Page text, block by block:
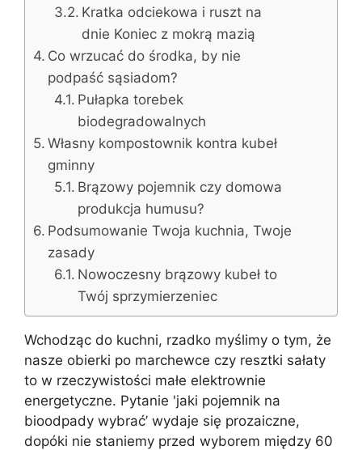
Kratka odciekowa i ruszt na
dnie Koniec z mokrą mazią
Co wrzucać do środka, by nie
podpaść sąsiadom?
Pułapka torebek
biodegradowalnych
Własny kompostownik kontra kubeł
gminny
Brązowy pojemnik czy domowa
produkcja humusu?
Podsumowanie Twoja kuchnia, Twoje
zasady
Nowoczesny brązowy kubeł to
Twój sprzymierzeniec
Wchodząc do kuchni, rzadko myślimy o tym, że
nasze obierki po marchewce czy resztki sałaty
to w rzeczywistości małe elektrownie
energetyczne. Pytanie 'jaki pojemnik na
bioodpady wybrać’ wydaje się prozaiczne,
dopóki nie staniemy przed wyborem między 60